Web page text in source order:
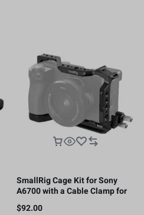
SmallRig Cage Kit for Sony
A6700 with a Cable Clamp for
HDMI, 4336
$92.00